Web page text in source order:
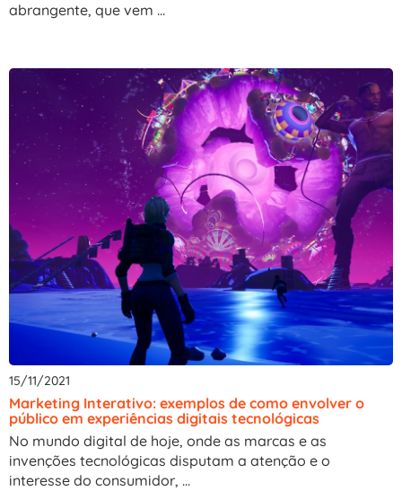
abrangente, que vem ...
15/11/2021
Marketing Interativo: exemplos de como envolver o
público em experiências digitais tecnológicas
No mundo digital de hoje, onde as marcas e as
invenções tecnológicas disputam a atenção e o
interesse do consumidor, ...